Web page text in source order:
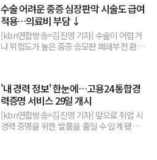
빛축제공원에서 열린 ‘2026 인천펜타포트 락
페스티벌’에서 다회용기 19만 개를 운영해 약
2.7톤의 일회용 생활폐기물...
수술 어려운 중증 심장판막 시술도 급여
적용…의료비 부담 ↓
[kbn연합방송=김진영 기자] 수술이 어렵거
나 위험도가 높은 중증 승모판 폐쇄부전 환자
줄어든다.보건복지부는 기존 수술이나 약물
치료로 호전이 어려운 중증 승모판 폐쇄부전
환자를 위한 '클립을 사용한 경피...
'내 경력 정보' 한눈에…고용24 통합경
력증명 서비스 29일 개시
[kbn연합방송=김진영 기자] 앞으로 취업 시
경력 증명을 위한 발품을 줄일 수 있게 됐